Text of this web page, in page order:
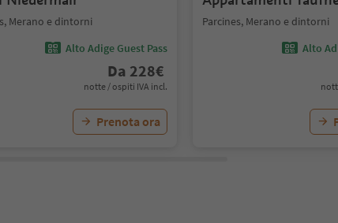
Merano e dintorni
Alto Adige Guest Pass
Da 228€
notte / ospiti IVA incl.
Prenota ora
Parcines, Merano e dintorni
Alto